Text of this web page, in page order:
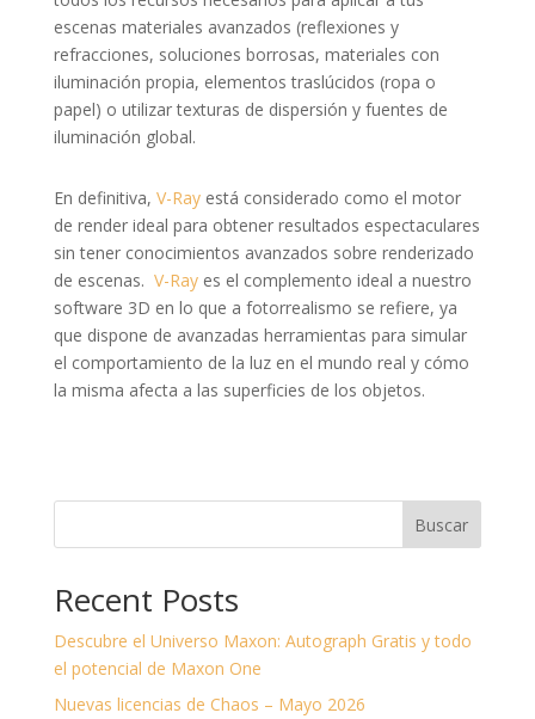
escenas materiales avanzados (reflexiones y
refracciones, soluciones borrosas, materiales con
iluminación propia, elementos traslúcidos (ropa o
papel) o utilizar texturas de dispersión y fuentes de
iluminación global.
En definitiva, V-Rayestá considerado como el motor
de render ideal para obtener resultados espectaculares
sin tener conocimientos avanzados sobre renderizado
de escenas. V-Ray es el complemento ideal a nuestro
software 3D en lo que a fotorrealismo se refiere, ya
que dispone de avanzadas herramientas para simular
el comportamiento de la luz en el mundo real y cómo
la misma afecta a las superficies de los objetos.
Buscar
Recent Posts
Descubre el Universo Maxon: Autograph Gratis y todo
el potencial de Maxon One
Nuevas licencias de Chaos – Mayo 2026